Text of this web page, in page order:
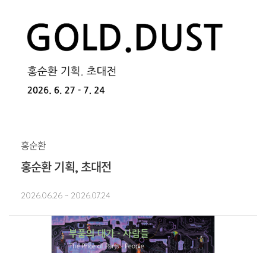
홍순환
홍순환 기획, 초대전
2026.06.26 ~ 2026.07.24